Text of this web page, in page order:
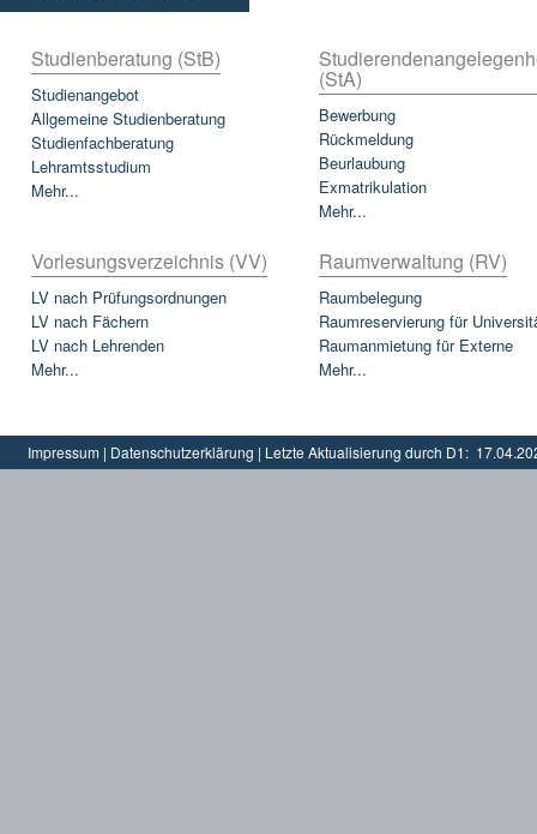
Studienberatung (StB)
Studienangebot
Allgemeine Studienberatung
Studienfachberatung
Lehramtsstudium
Mehr...
(StA)
Bewerbung
Rückmeldung
Beurlaubung
Exmatrikulation
Mehr...
Vorlesungsverzeichnis (VV)
LV nach Prüfungsordnungen
LV nach Fächern
LV nach Lehrenden
Mehr...
Raumverwaltung (RV)
Raumbelegung
Raumreservierung für
Raumanmietung für Externe
Mehr...
Impressum | Datenschutzerklärung | Letzte Aktualisierung durch D1: